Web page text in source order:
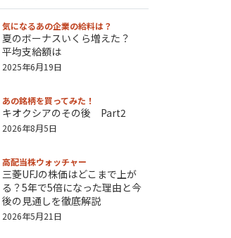
気になるあの企業の給料は？
夏のボーナスいくら増えた？
平均支給額は
2025年6月19日
あの銘柄を買ってみた！
キオクシアのその後 Part2
2026年8月5日
高配当株ウォッチャー
三菱UFJの株価はどこまで上が
る？5年で5倍になった理由と今
後の見通しを徹底解説
2026年5月21日